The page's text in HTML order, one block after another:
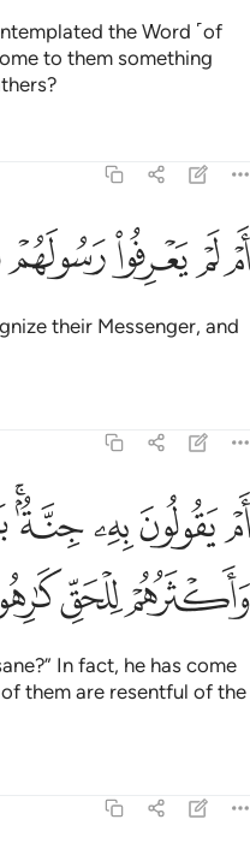
the Word ˹of
to them something
ام لم يعرفوا رسولهم فهم له
أَمْ لَمْ يَعْرِفُوا۟ رَسُولَهُمْ فَهُمْ لَهُۥ
ﲝﲞﲟﲠ
their Messenger, and
ام يقولون به جنة بل جاءهم
أَمْ يَقُولُونَ بِهِۦ جِنَّةٌۢ ۚ بَلْ جَآءَهُم
ﲥﲦﲧﲨﲩ
ﲭﲮ
In fact, he has come
them are resentful of the